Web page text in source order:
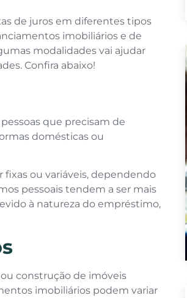
de juros em diferentes tipos
imobiliários e de
modalidades vai ajudar
Confira abaixo!
que precisam de
domésticas ou
ou variáveis, dependendo
pessoais tendem a ser mais
à natureza do empréstimo,
construção de imóveis
imobiliários podem variar